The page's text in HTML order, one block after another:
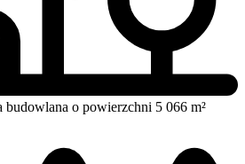
budowlana o powierzchni 5 066 m²